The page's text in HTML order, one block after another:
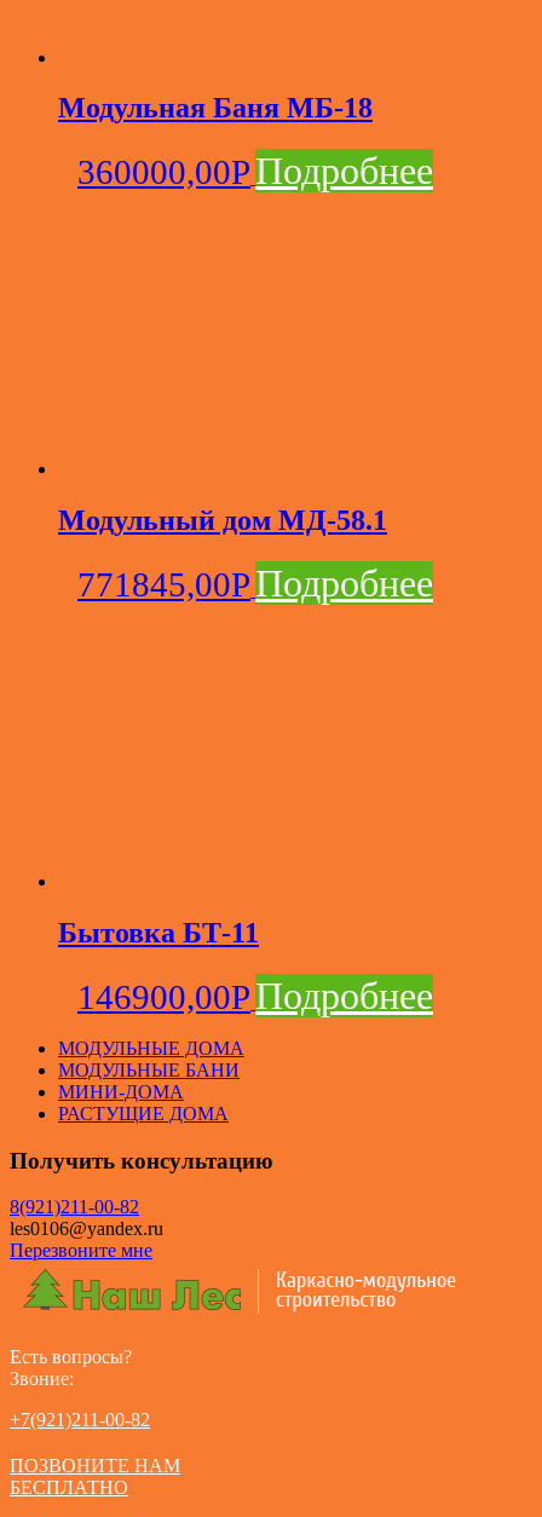
Модульная Баня МБ-18
360000,00РПодробнее
Модульный дом МД-58.1
771845,00РПодробнее
Бытовка БТ-11
146900,00РПодробнее
МОДУЛЬНЫЕ ДОМА
МОДУЛЬНЫЕ БАНИ
МИНИ-ДОМА
РАСТУЩИЕ ДОМА
Получить консультацию
8(921)211-00-82
les0106@yandex.ru
Перезвоните мне
Есть вопросы?
Звоние:
+7(921)211-00-82
ПОЗВОНИТЕ НАМ
БЕСПЛАТНО